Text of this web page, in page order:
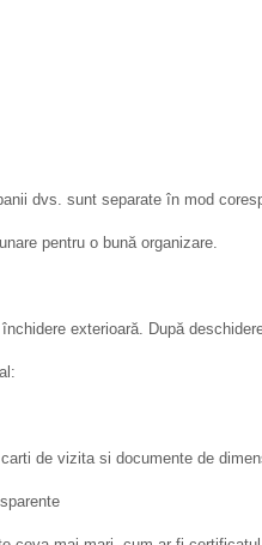
dvs. sunt separate în mod
pentru o bună organizare.
exterioară. După
de vizita si documente de